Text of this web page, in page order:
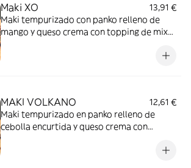
Maki XO
13,91 €
Maki tempurizado con panko relleno de
mango y queso crema con topping de mix
MAKI VOLKANO
12,61 €
Maki tempurizado en panko relleno de
cebolla encurtida y queso crema con